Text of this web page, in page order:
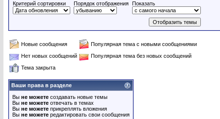
Критерий сортировки
Порядок отображения Показать
Новые сообщения
Популярная тема с новыми сообщениями
Нет новых сообщений
Популярная тема без новых сообщений
Тема закрыта
Ваши права в разделе
Вы не можете создавать новые темы
Вы не можете отвечать в темах
Вы не можете прикреплять вложения
Вы не можете редактировать свои сообщения